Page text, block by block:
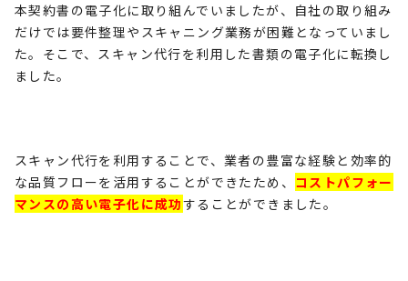
本契約書の電子化に取り組んでいましたが、自社の取り組み
だけでは要件整理やスキャニング業務が困難となっていまし
た。そこで、スキャン代行を利用した書類の電子化に転換し
ました。
スキャン代行を利用することで、業者の豊富な経験と効率的
な品質フローを活用することができたため、 コストパフォー
マンスの高い電子化に成功することができました。